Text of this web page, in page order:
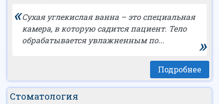
«Сухая углекислая ванна – это специальная
камера, в которую садится пациент. Тело
обрабатывается увлажненным по...
»
Подробнее
Стоматология